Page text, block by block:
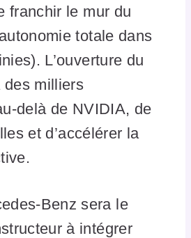
franchir le mur du
totale dans
L’ouverture du
des milliers
delà de NVIDIA, de
et d’accélérer la
Benz sera le
à intégrer